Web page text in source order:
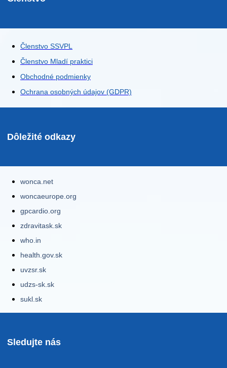
Členstvo SSVPL
Členstvo Mladí praktici
Obchodné podmienky
Ochrana osobných údajov (GDPR)
Dôležité odkazy
wonca.net
woncaeurope.org
gpcardio.org
zdravitask.sk
who.in
health.gov.sk
uvzsr.sk
udzs-sk.sk
sukl.sk
Sledujte nás